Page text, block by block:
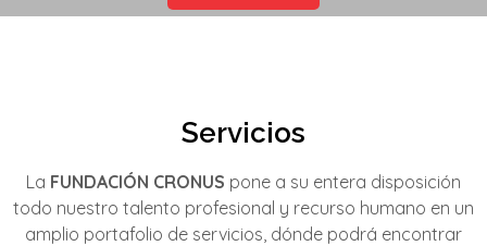
Servicios
La FUNDACIÓN CRONUS pone a su entera disposición
todo nuestro talento profesional y recurso humano en un
amplio portafolio de servicios, dónde podrá encontrar